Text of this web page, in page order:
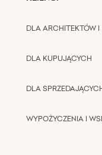
DLA ARCHITEKTÓW I
DLA KUPUJĄCYCH
DLA
WYPOŻYCZENIA I